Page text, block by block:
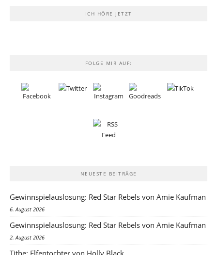
ICH HÖRE JETZT
FOLGE MIR AUF:
NEUESTE BEITRÄGE
Gewinnspielauslosung: Red Star Rebels von Amie Kaufman
6. August 2026
Gewinnspielauslosung: Red Star Rebels von Amie Kaufman
2. August 2026